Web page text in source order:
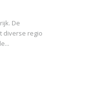
De
diverse regio